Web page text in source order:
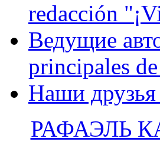
redacción
Ведущие
principales
Наши
РАФАЭЛЬ